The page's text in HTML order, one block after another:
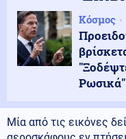
Κόσμος
Ρωσικά"
Μία από τις εικόνες